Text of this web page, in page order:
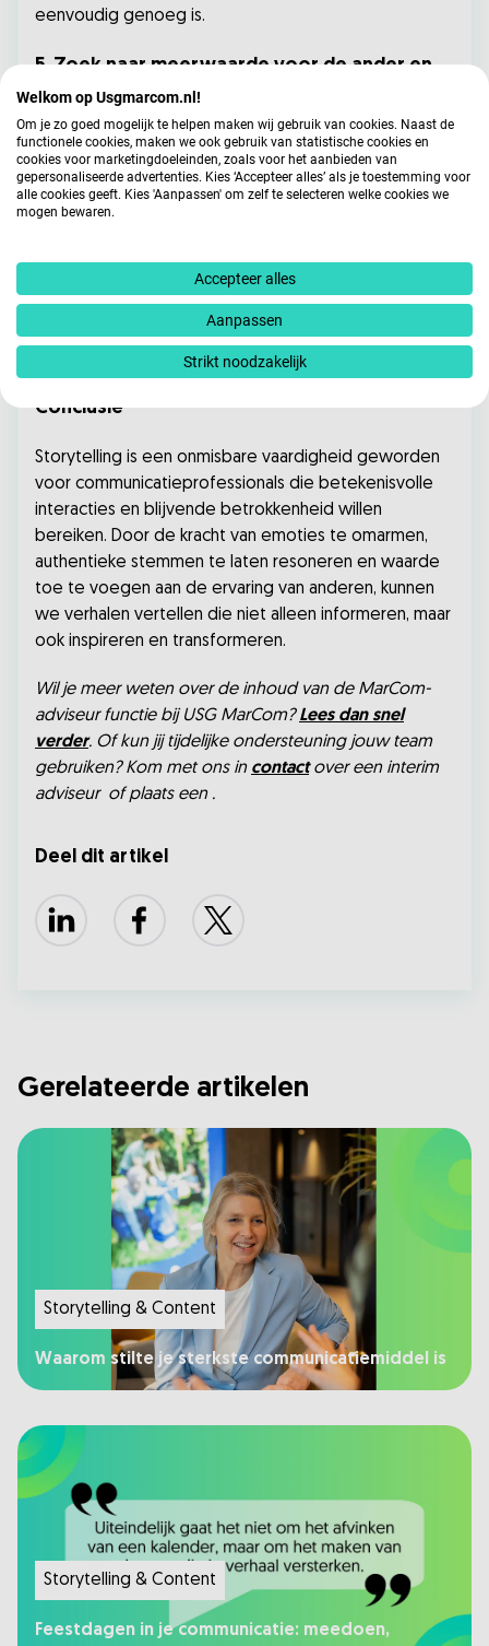
eenvoudig genoeg is.
5. Zoek naar meerwaarde voor de ander en
creëer met voorbeelden en anekdotes een
kippenvel moment
Bedenk van tevoren goed wat jouw verhaal betekent
voor de ander; wat is de meerwaarde? Vertel jouw
overkomen en emoties oproepen. Als je op deze
manier een verhaal kan vertellen dat resoneert met je
publiek, kun je een krachtige band opbouwen en hen
Conclusie
Storytelling is een onmisbare vaardigheid geworden
voor communicatieprofessionals die betekenisvolle
interacties en blijvende betrokkenheid willen
bereiken. Door de kracht van emoties te omarmen,
authentieke stemmen te laten resoneren en waarde
toe te voegen aan de ervaring van anderen, kunnen
we verhalen vertellen die niet alleen informeren, maar
ook inspireren en transformeren.
Wil je meer weten over de inhoud van de MarCom-
adviseur functie bij USG MarCom?Lees dan snel
verder. Of kun jij tijdelijke ondersteuning jouw team
gebruiken? Kom met ons in contactover een interim
adviseur of plaats een .
Deel dit artikel
LinkedIn FacebookX
Gerelateerde artikelen
Storytelling & Content
Waarom stilte je sterkste communicatiemiddel is
Storytelling & Content
Feestdagen in je communicatie: meedoen,
Welkom op Usgmarcom.nl!
Om je zo goed mogelijk te helpen maken wij gebruik van cookies. Naast de
functionele cookies, maken we ook gebruik van statistische cookies en
cookies voor marketingdoeleinden, zoals voor het aanbieden van
gepersonaliseerde advertenties. Kies ‘Accepteer alles’ als je toestemming voor
alle cookies geeft. Kies 'Aanpassen' om zelf te selecteren welke cookies we
mogen bewaren.
Accepteer alles
Aanpassen
Strikt noodzakelijk